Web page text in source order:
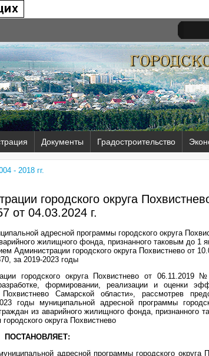
Документы Градостроительство
- 2018 гг.
городского округа
от 04.03.2024 г.
адресной программы городского округа
жилищного фонда, признанного таковым до 1
Администрации городского округа Похвистнево от
за 2019-2023 годы
городского округа Похвистнево от
формировании, реализации и оценки
Самарской области», рассмотрев
годы муниципальной адресной программы
из аварийного жилищного фонда, признанного
округа Похвистнево
ПОСТАНОВЛЯЕТ:
адресной программы городского округа